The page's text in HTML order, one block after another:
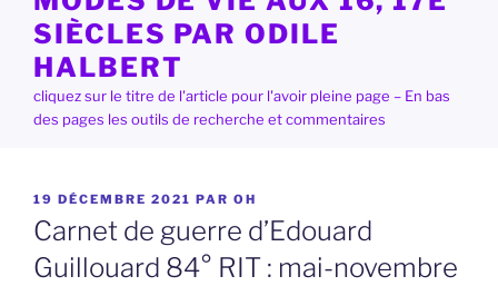
SIÈCLES PAR ODILE
HALBERT
cliquez sur le titre de l'article pour l'avoir pleine page – En bas
des pages les outils de recherche et commentaires
PUBLIÉ
LE
19 DÉCEMBRE 2021 PAR OH
Carnet de guerre d’Edouard
Guillouard 84° RIT : mai-novembre